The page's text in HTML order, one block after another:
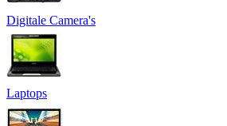
Digitale Camera's
Laptops